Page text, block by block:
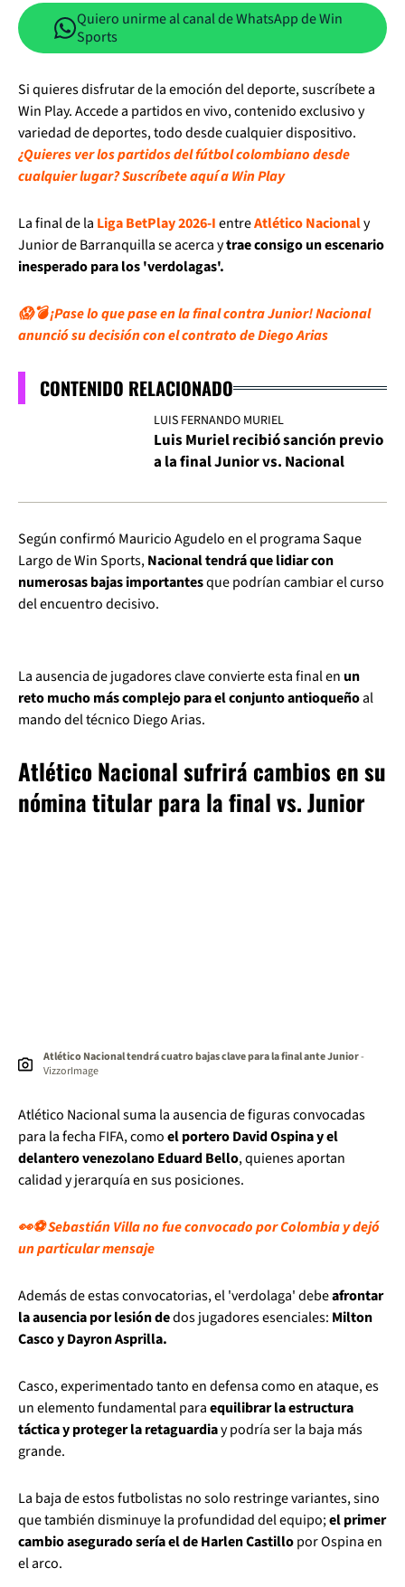
Quiero unirme al canal de WhatsApp de Win
Sports
Si quieres disfrutar de la emoción del deporte, suscríbete a
Win Play. Accede a partidos en vivo, contenido exclusivo y
variedad de deportes, todo desde cualquier dispositivo.
¿Quieres ver los partidos del fútbol colombiano desde
cualquier lugar? Suscríbete aquí a Win Play
La final de la Liga BetPlay 2026-IentreAtlético Nacionaly
Junior de Barranquilla se acerca ytrae consigo un escenario
inesperado para los 'verdolagas'.
😱💣 ¡Pase lo que pase en la final contra Junior! Nacional
anunció su decisión con el contrato de Diego Arias
CONTENIDO RELACIONADO
LUIS FERNANDO MURIEL
Luis Muriel recibió sanción previo
a la final Junior vs. Nacional
Según confirmó Mauricio Agudelo en el programa Saque
Largo de Win Sports,Nacional tendrá que lidiar con
numerosas bajas importantesque podrían cambiar el curso
del encuentro decisivo.
La ausencia de jugadores clave convierte esta final en un
reto mucho más complejo para el conjunto antioqueñoal
mando del técnico Diego Arias.
Atlético Nacional sufrirá cambios en su
nómina titular para la final vs. Junior
Atlético Nacional tendrá cuatro bajas clave para la final ante Junior-
VizzorImage
Atlético Nacional suma la ausencia de figuras convocadas
para la fecha FIFA, comoel portero David Ospina y el
delantero venezolano Eduard Bello, quienes aportan
calidad y jerarquía en sus posiciones.
👀⚽ Sebastián Villa no fue convocado por Colombia y dejó
un particular mensaje
Además de estas convocatorias, el 'verdolaga' debeafrontar
la ausencia por lesión dedos jugadores esenciales: Milton
Casco y Dayron Asprilla.
Casco, experimentado tanto en defensa como en ataque, es
un elemento fundamental paraequilibrar la estructura
táctica y proteger la retaguardiay podría ser la baja más
grande.
La baja de estos futbolistas no solo restringe variantes, sino
que también disminuye la profundidad del equipo;el primer
cambio asegurado sería el de Harlen Castillopor Ospina en
el arco.